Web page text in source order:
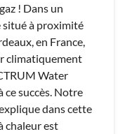
! Dans un
à proximité
en France,
climatiquement
Water
succès. Notre
dans cette
chaleur est